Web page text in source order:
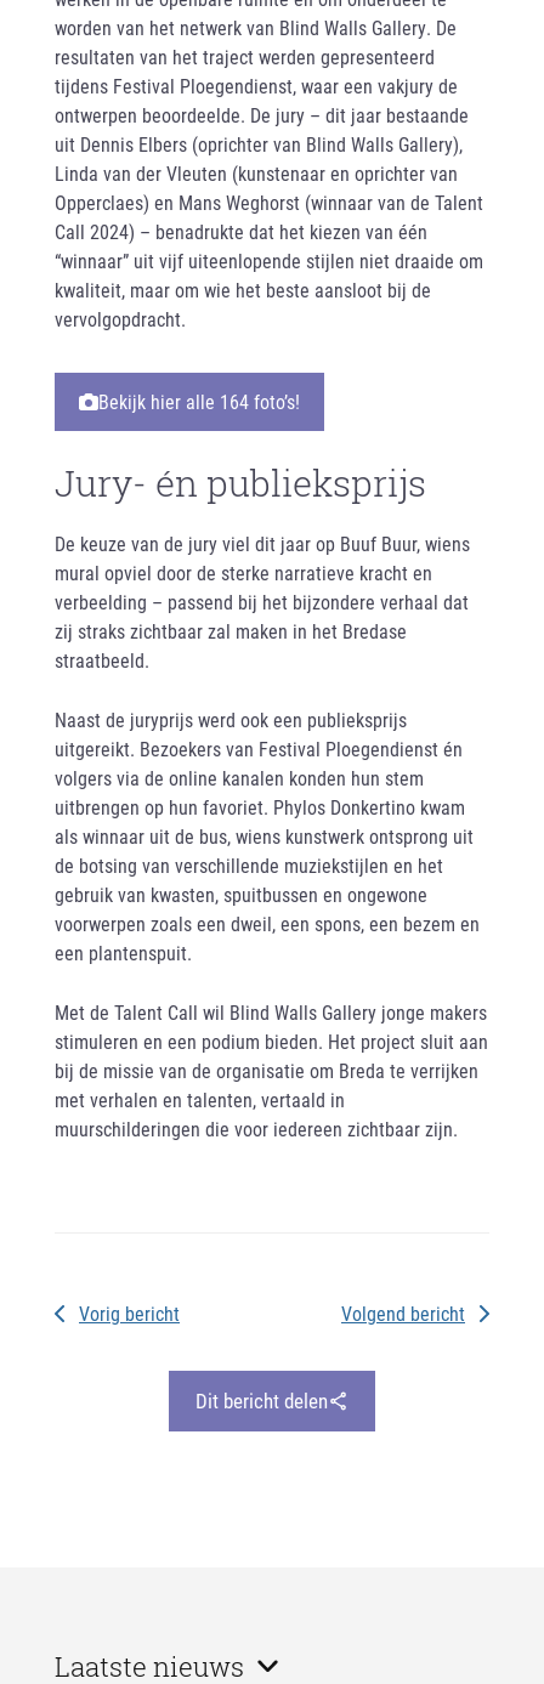
worden van het netwerk van Blind Walls Gallery. De
resultaten van het traject werden gepresenteerd
tijdens Festival Ploegendienst, waar een vakjury de
ontwerpen beoordeelde. De jury – dit jaar bestaande
uit Dennis Elbers (oprichter van Blind Walls Gallery),
Linda van der Vleuten (kunstenaar en oprichter van
Opperclaes) en Mans Weghorst (winnaar van de Talent
Call 2024) – benadrukte dat het kiezen van één
“winnaar” uit vijf uiteenlopende stijlen niet draaide om
kwaliteit, maar om wie het beste aansloot bij de
vervolgopdracht.
Bekijk hier alle 164 foto’s!
Jury- én publieksprijs
De keuze van de jury viel dit jaar op Buuf Buur, wiens
mural opviel door de sterke narratieve kracht en
verbeelding – passend bij het bijzondere verhaal dat
zij straks zichtbaar zal maken in het Bredase
straatbeeld.
Naast de juryprijs werd ook een publieksprijs
uitgereikt. Bezoekers van Festival Ploegendienst én
volgers via de online kanalen konden hun stem
uitbrengen op hun favoriet. Phylos Donkertino kwam
als winnaar uit de bus, wiens kunstwerk ontsprong uit
de botsing van verschillende muziekstijlen en het
gebruik van kwasten, spuitbussen en ongewone
voorwerpen zoals een dweil, een spons, een bezem en
een plantenspuit.
Met de Talent Call wil Blind Walls Gallery jonge makers
stimuleren en een podium bieden. Het project sluit aan
bij de missie van de organisatie om Breda te verrijken
met verhalen en talenten, vertaald in
muurschilderingen die voor iedereen zichtbaar zijn.
Vorig bericht Volgend bericht
Dit bericht delen
Laatste nieuws